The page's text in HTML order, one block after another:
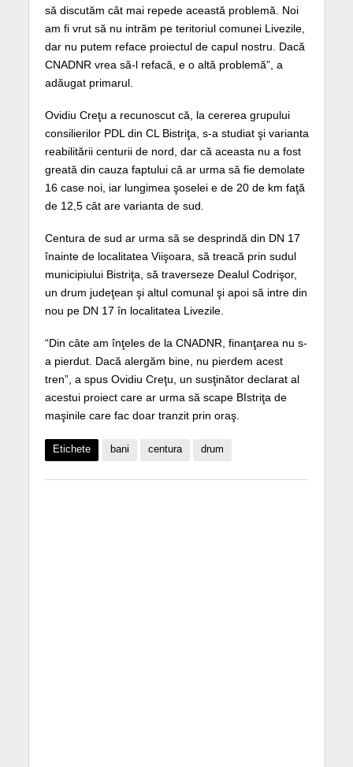
să discutăm cât mai repede această problemă. Noi
am fi vrut să nu intrăm pe teritoriul comunei Livezile,
dar nu putem reface proiectul de capul nostru. Dacă
CNADNR vrea să-l refacă, e o altă problemă”, a
adăugat primarul.
Ovidiu Creţu a recunoscut că, la cererea grupului
consilierilor PDL din CL Bistriţa, s-a studiat şi varianta
reabilitării centurii de nord, dar că aceasta nu a fost
greată din cauza faptului că ar urma să fie demolate
16 case noi, iar lungimea şoselei e de 20 de km faţă
de 12,5 cât are varianta de sud.
Centura de sud ar urma să se desprindă din DN 17
înainte de localitatea Viişoara, să treacă prin sudul
municipiului Bistriţa, să traverseze Dealul Codrişor,
un drum judeţean şi altul comunal şi apoi să intre din
nou pe DN 17 în localitatea Livezile.
“Din câte am înţeles de la CNADNR, finanţarea nu s-
a pierdut. Dacă alergăm bine, nu pierdem acest
tren”, a spus Ovidiu Creţu, un susţinător declarat al
acestui proiect care ar urma să scape BIstriţa de
maşinile care fac doar tranzit prin oraş.
Etichete bani centura drum